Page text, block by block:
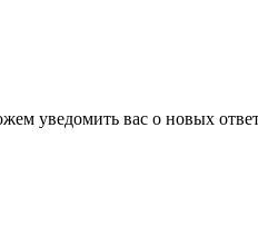
уведомить вас о новых